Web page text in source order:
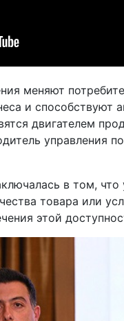
меняют
и способствуют
двигателем
управления
в том,
товара или
этой